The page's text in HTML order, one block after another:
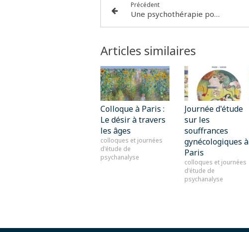
Précédent
Une psychothérapie pour vaincre sa peur de l’engagement à Paris 17
Articles similaires
Colloque à Paris :
Le désir à travers
les âges
colloques et journées
d'étude de
psychanalyse
Journée d'étude
sur les
souffrances
gynécologiques à
Paris
colloques et journées
d'étude de
psychanalyse